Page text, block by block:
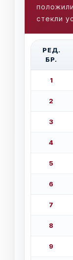
положили
стекли ус
РЕД.
БР.
1
2
3
4
5
6
7
8
9